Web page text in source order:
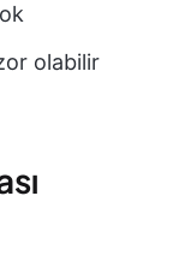
olabilir